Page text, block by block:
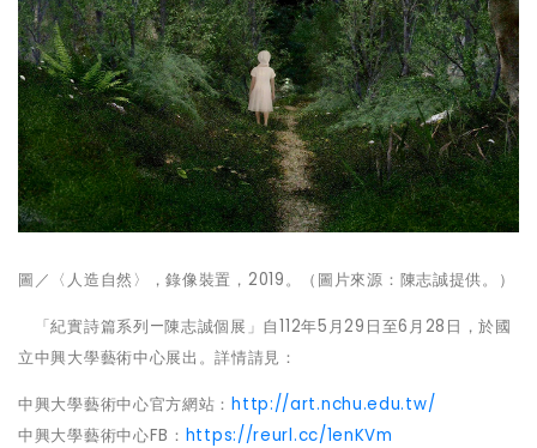
圖／〈人造自然〉，錄像裝置， 2019。（圖片來源：陳志誠提供。）
「紀實詩篇系列—陳志誠個展」自112年5月29 日至6月 28 日，於國
立中興大學藝術中心展出。詳情請見：
中興大學藝術中心官方網站：http://art.nchu.edu.tw/
中興大學藝術中心FB ： https://reurl.cc/1enKVm